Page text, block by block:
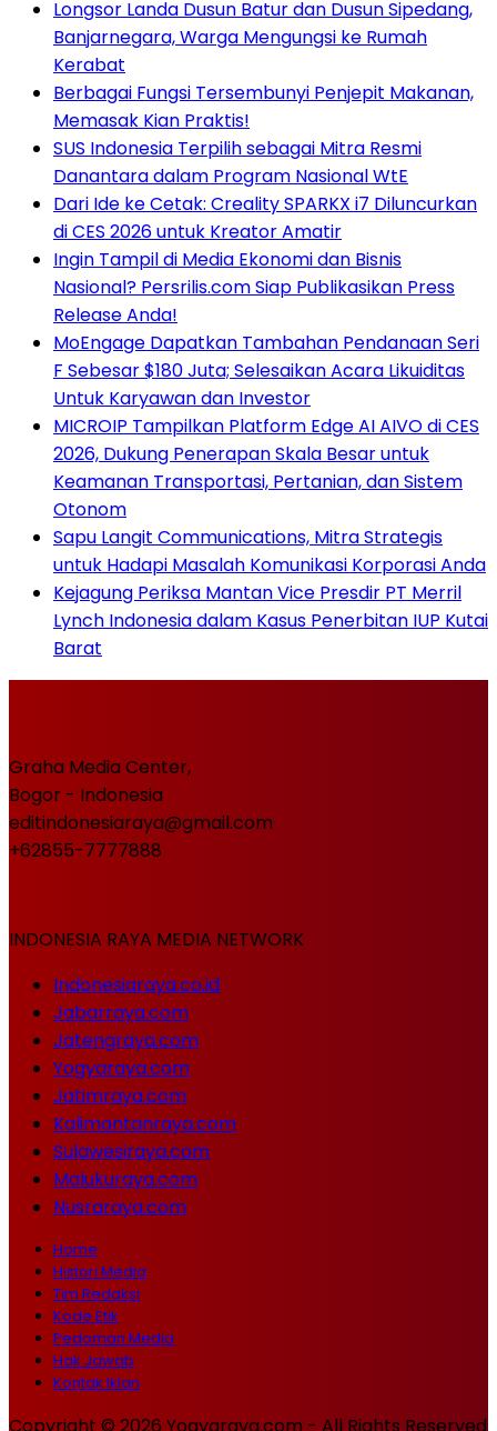
Longsor Landa Dusun Batur dan Dusun Sipedang,
Banjarnegara, Warga Mengungsi ke Rumah
Kerabat
Berbagai Fungsi Tersembunyi Penjepit Makanan,
Memasak Kian Praktis!
SUS Indonesia Terpilih sebagai Mitra Resmi
Danantara dalam Program Nasional WtE
Dari Ide ke Cetak: Creality SPARKX i7 Diluncurkan
di CES 2026 untuk Kreator Amatir
Ingin Tampil di Media Ekonomi dan Bisnis
Nasional? Persrilis.com Siap Publikasikan Press
Release Anda!
MoEngage Dapatkan Tambahan Pendanaan Seri
F Sebesar $180 Juta; Selesaikan Acara Likuiditas
Untuk Karyawan dan Investor
MICROIP Tampilkan Platform Edge AI AIVO di CES
2026, Dukung Penerapan Skala Besar untuk
Keamanan Transportasi, Pertanian, dan Sistem
Otonom
Sapu Langit Communications, Mitra Strategis
untuk Hadapi Masalah Komunikasi Korporasi Anda
Kejagung Periksa Mantan Vice Presdir PT Merril
Lynch Indonesia dalam Kasus Penerbitan IUP Kutai
Barat
Graha Media Center,
Bogor - Indonesia
editindonesiaraya@gmail.com
+62855-7777888
INDONESIA RAYA MEDIA NETWORK
Indonesiaraya.co.id
Jabarraya.com
Jatengraya.com
Yogyaraya.com
Jatimraya.com
Kalimantanraya.com
Sulawesiraya.com
Malukuraya.com
Nusraraya.com
Home
Histori Media
Tim Redaksi
Kode Etik
Pedoman Media
Hak Jawab
Kontak Iklan
Copyright © 2026 Yogyaraya.com - All Rights Reserved